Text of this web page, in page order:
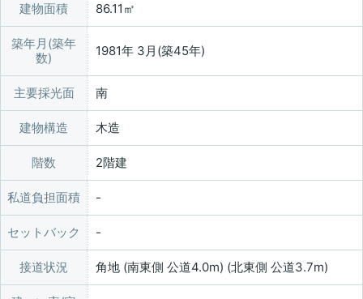
建物面積 86.11㎡
築年月(築年
数)
1981年 3月(築45年)
主要採光面 南
建物構造 木造
階数 2階建
私道負担面積
セットバック
接道状況 角地 (南東側 公道4.0m) (北東側 公道3.7m)